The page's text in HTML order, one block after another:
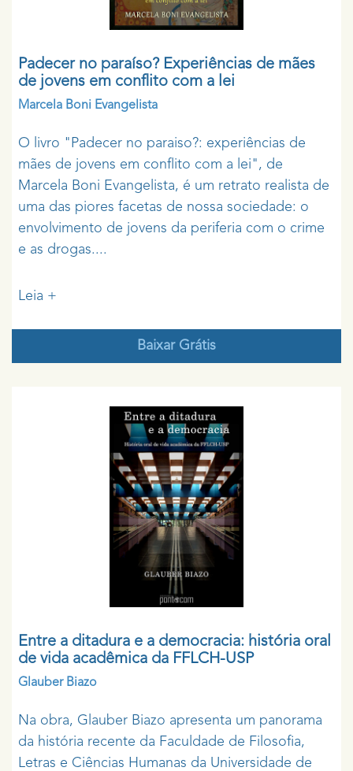
Padecer no paraíso? Experiências de mães
de jovens em conflito com a lei
Marcela Boni Evangelista
O livro "Padecer no paraiso?: experiências de
mães de jovens em conflito com a lei", de
Marcela Boni Evangelista, é um retrato realista de
uma das piores facetas de nossa sociedade: o
envolvimento de jovens da periferia com o crime
e as drogas....
Leia +
Baixar Grátis
Entre a ditadura e a democracia: história oral
de vida acadêmica da FFLCH-USP
Glauber Biazo
Na obra, Glauber Biazo apresenta um panorama
da história recente da Faculdade de Filosofia,
Letras e Ciências Humanas da Universidade de